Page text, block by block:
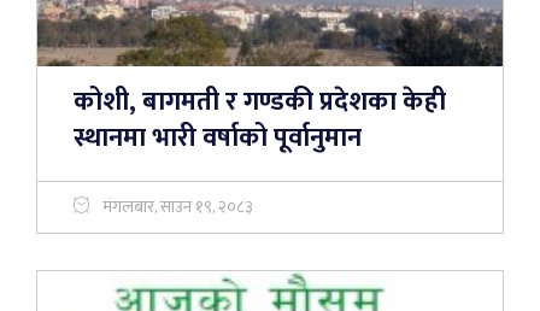
कोशी, बागमती र गण्डकी प्रदेशका केही
स्थानमा भारी वर्षाको पूर्वानुमान
मंगलबार, साउन १९, २०८३